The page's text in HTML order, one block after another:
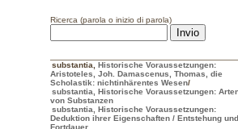
Ricerca (parola o inizio di parola)
substantia
Historische Voraussetzungen:
Aristoteles, Joh. Damascenus, Thomas, die
Scholastik: nichtinhärentes Wesen/
substantia, Historische Voraussetzungen:
von Substanzen
substantia, Historische Voraussetzungen:
Deduktion ihrer Eigenschaften / Entstehung und
Fortdauer